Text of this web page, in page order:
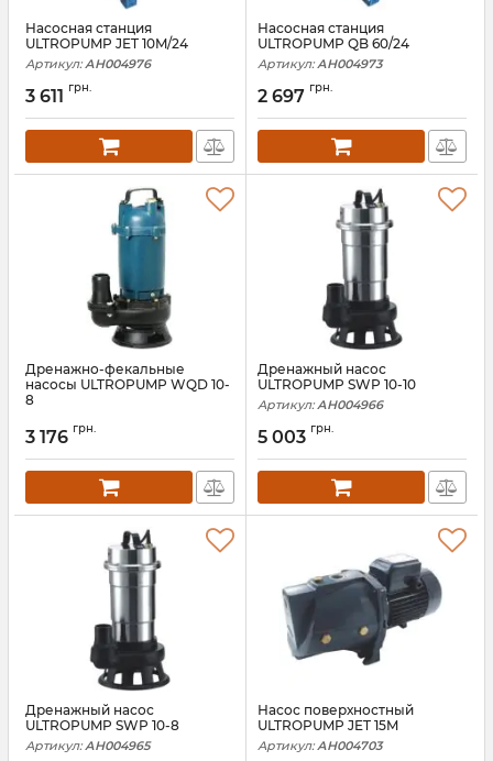
Насосная станция
ULTROPUMP JET 10M/24
Артикул: АН004976
3 611 грн.
Насосная станция
ULTROPUMP QB 60/24
Артикул: АН004973
2 697 грн.
Дренажно-фекальные
насосы ULTROPUMP WQD 10-
8
3 176 грн.
Дренажный насос
ULTROPUMP SWP 10-10
Артикул: АН004966
5 003 грн.
Дренажный насос
ULTROPUMP SWP 10-8
Артикул: АН004965
Насос поверхностный
ULTROPUMP JET 15M
Артикул: АН004703